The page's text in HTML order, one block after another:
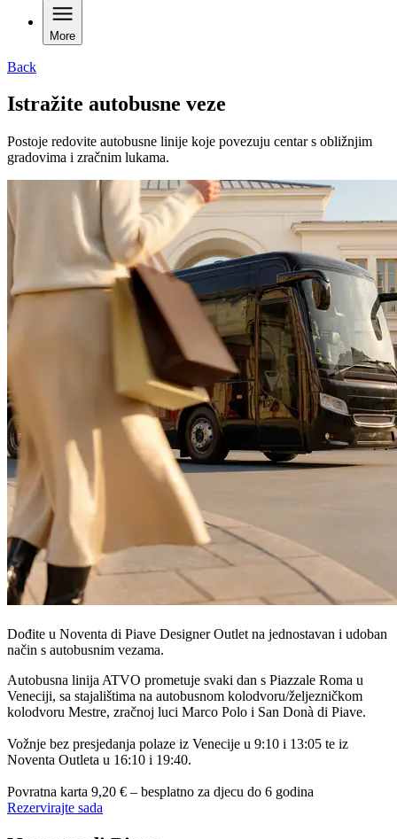
More
Back
Istražite autobusne veze
Postoje redovite autobusne linije koje povezuju centar s obližnjim
gradovima i zračnim lukama.
Dođite u Noventa di Piave Designer Outlet na jednostavan i udoban
način s autobusnim vezama.
Autobusna linija ATVO prometuje svaki dan s Piazzale Roma u
Veneciji, sa stajalištima na autobusnom kolodvoru/željezničkom
kolodvoru Mestre, zračnoj luci Marco Polo i San Donà di Piave.
Vožnje bez presjedanja polaze iz Venecije u 9:10 i 13:05 te iz
Noventa Outleta u 16:10 i 19:40.
Povratna karta 9,20 € – besplatno za djecu do 6 godina
Rezervirajte sada